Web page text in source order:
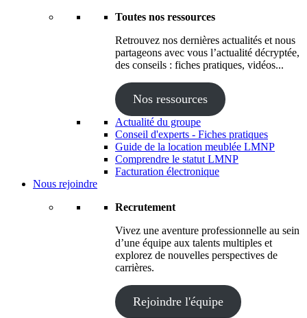
Toutes nos ressources
Retrouvez nos dernières actualités et nous
partageons avec vous l’actualité décryptée,
des conseils : fiches pratiques, vidéos...
Nos ressources
Actualité du groupe
Conseil d'experts - Fiches pratiques
Guide de la location meublée LMNP
Comprendre le statut LMNP
Facturation électronique
Nous rejoindre
Recrutement
Vivez une aventure professionnelle au sein
d’une équipe aux talents multiples et
explorez de nouvelles perspectives de
carrières.
Rejoindre l'équipe